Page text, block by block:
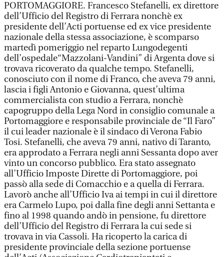
PORTOMAGGIORE. Francesco Stefanelli, ex direttore
dell’Ufficio del Registro di Ferrara nonchè ex
presidente dell’Acti portuense ed ex vice presidente
nazionale della stessa associazione, è scomparso
martedì pomeriggio nel reparto Lungodegenti
dell’ospedale“Mazzolani-Vandini” di Argenta dove si
trovava ricoverato da qualche tempo. Stefanelli,
conosciuto con il nome di Franco, che aveva 79 anni,
lascia i figli Antonio e Giovanna, quest’ultima
commercialista con studio a Ferrara, nonchè
capogruppo della Lega Nord in consiglio comunale a
Portomaggiore e responsabile provinciale de “Il Faro”
il cui leader nazionale è il sindaco di Verona Fabio
Tosi. Stefanelli, che aveva 79 anni, nativo di Taranto,
era approdato a Ferrara negli anni Sessanta dopo aver
vinto un concorso pubblico. Era stato assegnato
all’Ufficio Imposte Dirette di Portomaggiore, poi
passò alla sede di Comacchio e a quella di Ferrara.
Lavorò anche all’Ufficio Iva ai tempi in cui il direttore
era Carmelo Lupo, poi dalla fine degli anni Settanta e
fino al 1998 quando andò in pensione, fu direttore
dell’Ufficio del Registro di Ferrara la cui sede si
trovava in via Cassoli. Ha ricoperto la carica di
presidente provinciale della sezione portuense